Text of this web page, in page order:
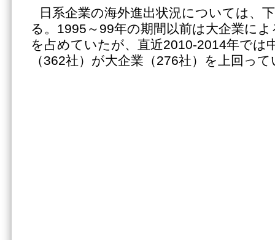
日系企業の海外進出状況については、
る。1995～99年の期間以前は大企業に
を占めていたが、直近2010-2014年では
（362社）が大企業（276社）を上回っ